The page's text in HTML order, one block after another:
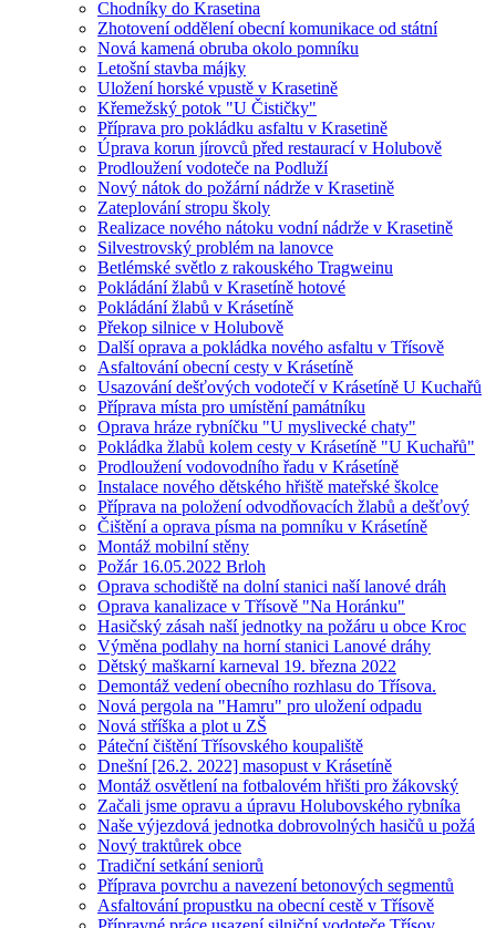
Chodníky do Krasetina
Zhotovení oddělení obecní komunikace od státní
Nová kamená obruba okolo pomníku
Letošní stavba májky
Uložení horské vpustě v Krasetině
Křemežský potok "U Čističky"
Příprava pro pokládku asfaltu v Krasetině
Úprava korun jírovců před restaurací v Holubově
Prodloužení vodoteče na Podluží
Nový nátok do požární nádrže v Krasetině
Zateplování stropu školy
Realizace nového nátoku vodní nádrže v Krasetině
Silvestrovský problém na lanovce
Betlémské světlo z rakouského Tragweinu
Pokládání žlabů v Krasetíně hotové
Pokládání žlabů v Krásetíně
Překop silnice v Holubově
Další oprava a pokládka nového asfaltu v Třísově
Asfaltování obecní cesty v Krásetíně
Usazování dešťových vodotečí v Krásetíně U Kuchařů
Příprava místa pro umístění památníku
Oprava hráze rybníčku "U myslivecké chaty"
Pokládka žlabů kolem cesty v Krásetíně "U Kuchařů"
Prodloužení vodovodního řadu v Krásetíně
Instalace nového dětského hřiště mateřské školce
Příprava na položení odvodňovacích žlabů a dešťový
Čištění a oprava písma na pomníku v Krásetíně
Montáž mobilní stěny
Požár 16.05.2022 Brloh
Oprava schodiště na dolní stanici naší lanové dráh
Oprava kanalizace v Třísově "Na Horánku"
Hasičský zásah naší jednotky na požáru u obce Kroc
Výměna podlahy na horní stanici Lanové dráhy
Dětský maškarní karneval 19. března 2022
Demontáž vedení obecního rozhlasu do Třísova.
Nová pergola na "Hamru" pro uložení odpadu
Nová stříška a plot u ZŠ
Páteční čištění Třísovského koupaliště
Dnešní [26.2. 2022] masopust v Krásetíně
Montáž osvětlení na fotbalovém hřišti pro žákovský
Začali jsme opravu a úpravu Holubovského rybníka
Naše výjezdová jednotka dobrovolných hasičů u požá
Nový traktůrek obce
Tradiční setkání seniorů
Příprava povrchu a navezení betonových segmentů
Asfaltování propustku na obecní cestě v Třísově